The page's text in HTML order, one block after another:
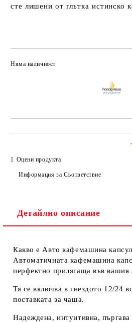
сте лишени от глътка истинско
Няма наличност
Оцени продукта
Информация за Съответствие
Детайлно описание
Какво е Авто кафемашина
Автоматичната кафемашина
перфектно прилягаща във вашия
Тя се включва в гнездото 12/24
поставката за чаша.
Надеждена, интуитивна,